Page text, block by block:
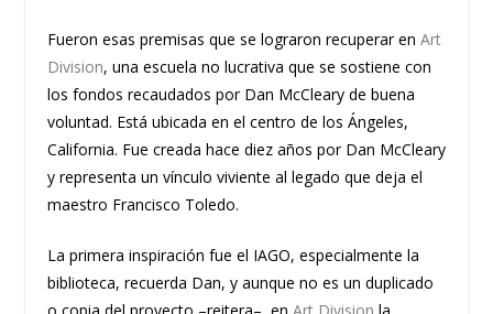
Fueron esas premisas que se lograron recuperar en Art
Division, una escuela no lucrativa que se sostiene con
los fondos recaudados por Dan McCleary de buena
voluntad. Está ubicada en el centro de los Ángeles,
California. Fue creada hace diez años por Dan McCleary
y representa un vínculo viviente al legado que deja el
maestro Francisco Toledo.
La primera inspiración fue el IAGO, especialmente la
biblioteca, recuerda Dan, y aunque no es un duplicado
o copia del proyecto –reitera–, en Art Division la